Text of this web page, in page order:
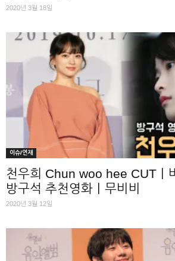
2020년 3월 18일
이슈/연재
천우희 Chun woo hee CUT｜
방구석 추천영화｜무비비
2020년 3월 12일